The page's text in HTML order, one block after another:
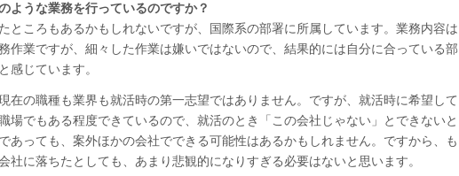
うな業務を行っているのですか？
ところもあるかもしれないですが、国際系の部署に所属しています。業務内容は
作業ですが、細々した作業は嫌いではないので、結果的には自分に合っている部
感じています。
在の職種も業界も就活時の第一志望ではありません。ですが、就活時に希望して
場でもある程度できているので、就活のとき「この会社じゃない」とできないと
あっても、案外ほかの会社でできる可能性はあるかもしれません。ですから、も
社に落ちたとしても、あまり悲観的になりすぎる必要はないと思います。